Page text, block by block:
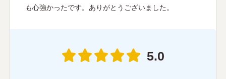
も心強かったです。ありがとうございました。
5.0